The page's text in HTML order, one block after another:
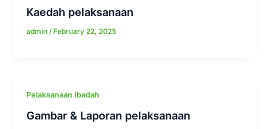
Kaedah pelaksanaan
admin/ February 22, 2025
Pelaksanaan Ibadah
Gambar & Laporan pelaksanaan